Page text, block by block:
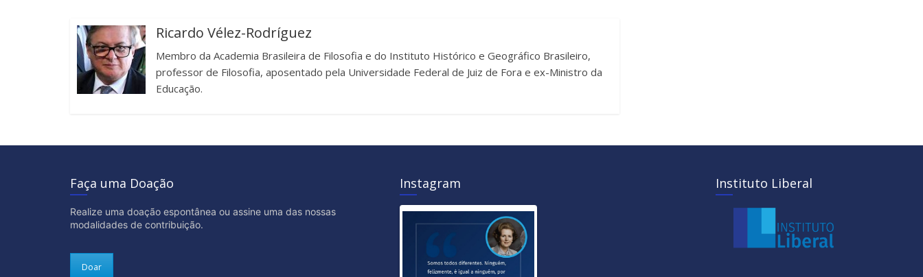
Ricardo Vélez-Rodríguez
Membro da Academia Brasileira de Filosofia e do Instituto Histórico e Geográfico Brasileiro,
professor de Filosofia, aposentado pela Universidade Federal de Juiz de Fora e ex-Ministro da
Educação.
Faça uma Doação
Realize uma doação espontânea ou assine uma das nossas
modalidades de contribuição.
Doar
Instagram Instituto Liberal